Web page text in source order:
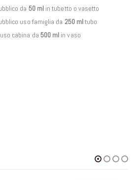
da 50 mlin tubetto o vasetto
uso famiglia da 250 mltubo
cabina da 500 ml in vaso